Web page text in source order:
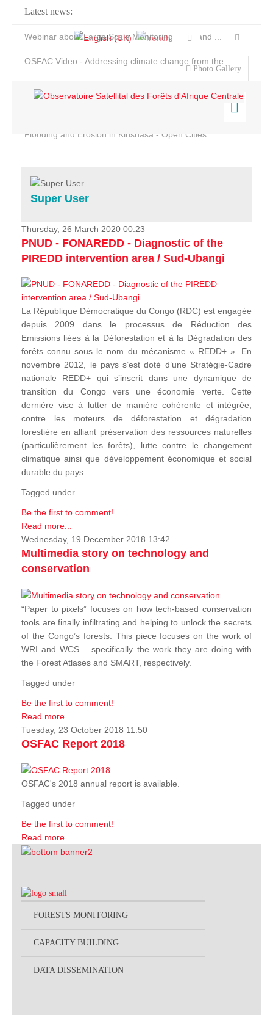
Latest news:
Webinar about Large Scale Monitoring and Land ...
OSFAC Video - Addressing climate change from the ...
Flooding and Erosion in Kinshasa - Open Cities ...
Photo Gallery
Home
Services
Projects
News & Stories
Super User
Thursday, 26 March 2020 00:23
PNUD - FONAREDD - Diagnostic of the
PIREDD intervention area / Sud-Ubangi
La République Démocratique du Congo (RDC) est engagée
depuis 2009 dans le processus de Réduction des
Emissions liées à la Déforestation et à la Dégradation des
forêts connu sous le nom du mécanisme « REDD+ ». En
novembre 2012, le pays s’est doté d’une Stratégie-Cadre
nationale REDD+ qui s’inscrit dans une dynamique de
transition du Congo vers une économie verte. Cette
dernière vise à lutter de manière cohérente et intégrée,
contre les moteurs de déforestation et dégradation
forestière en alliant préservation des ressources naturelles
(particulièrement les forêts), lutte contre le changement
climatique ainsi que développement économique et social
durable du pays.
Tagged under
Be the first to comment!
Read more...
Wednesday, 19 December 2018 13:42
Multimedia story on technology and
conservation
“Paper to pixels” focuses on how tech-based conservation
tools are finally infiltrating and helping to unlock the secrets
of the Congo’s forests. This piece focuses on the work of
WRI and WCS – specifically the work they are doing with
the Forest Atlases and SMART, respectively.
Tagged under
Be the first to comment!
Read more...
Tuesday, 23 October 2018 11:50
OSFAC Report 2018
OSFAC's 2018 annual report is available.
Tagged under
Be the first to comment!
Read more...
FORESTS MONITORING
CAPACITY BUILDING
DATA DISSEMINATION